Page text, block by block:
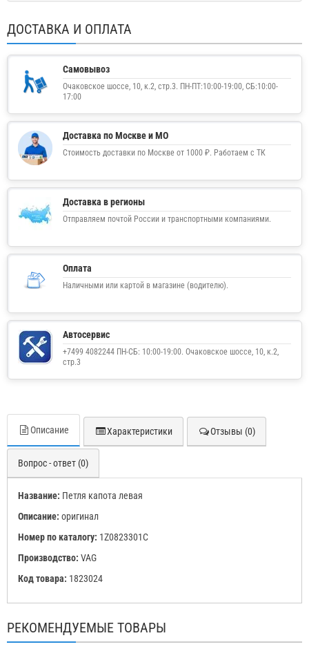
ДОСТАВКА И ОПЛАТА
Самовывоз
Очаковское шоссе, 10, к.2, стр.3. ПН-ПТ:10:00-19:00, СБ:10:00-
17:00
Доставка по Москве и МО
Стоимость доставки по Москве от 1000 ₽. Работаем с ТК
Доставка в регионы
Отправляем почтой России и транспортными компаниями.
Оплата
Наличными или картой в магазине (водителю).
Автосервис
+7499 4082244 ПН-СБ: 10:00-19:00. Очаковское шоссе, 10, к.2,
стр.3
Описание Характеристики Отзывы (0)
Вопрос - ответ (0)
Название: Петля капота левая
Описание: оригинал
Номер по каталогу: 1Z0823301C
Производство: VAG
Код товара: 1823024
РЕКОМЕНДУЕМЫЕ ТОВАРЫ